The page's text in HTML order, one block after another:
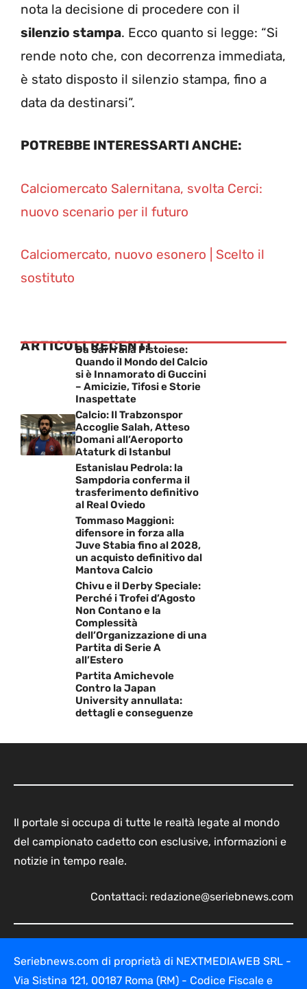
nota la decisione di procedere con il
silenzio stampa. Ecco quanto si legge: “Si
rende noto che, con decorrenza immediata,
è stato disposto il silenzio stampa, fino a
data da destinarsi”.
POTREBBE INTERESSARTI ANCHE:
Calciomercato Salernitana, svolta Cerci:
nuovo scenario per il futuro
Calciomercato, nuovo esonero | Scelto il
sostituto
ARTICOLI RECENTI
Da Sarri alla Pistoiese:
Quando il Mondo del Calcio
si è Innamorato di Guccini
– Amicizie, Tifosi e Storie
Inaspettate
Calcio: Il Trabzonspor
Accoglie Salah, Atteso
Domani all’Aeroporto
Ataturk di Istanbul
Estanislau Pedrola: la
Sampdoria conferma il
trasferimento definitivo
al Real Oviedo
Tommaso Maggioni:
difensore in forza alla
Juve Stabia fino al 2028,
un acquisto definitivo dal
Mantova Calcio
Chivu e il Derby Speciale:
Perché i Trofei d’Agosto
Non Contano e la
Complessità
dell’Organizzazione di una
Partita di Serie A
all’Estero
Partita Amichevole
Contro la Japan
University annullata:
dettagli e conseguenze
Il portale si occupa di tutte le realtà legate al mondo
del campionato cadetto con esclusive, informazioni e
notizie in tempo reale.
Contattaci: redazione@seriebnews.com
Seriebnews.com di proprietà di NEXTMEDIAWEB SRL -
Via Sistina 121, 00187 Roma (RM) - Codice Fiscale e